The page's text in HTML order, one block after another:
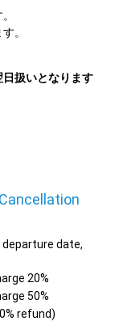
。
扱いとなります
date,
20%
50%
refund)